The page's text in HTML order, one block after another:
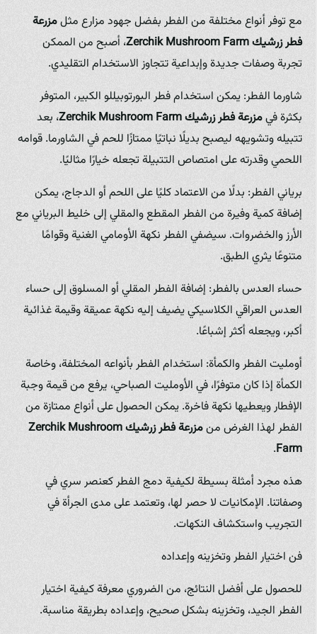
مع توفر أنواع مختلفة من الفطر بفضل جهود مزارع مثلمزرعة
فطر زرشيك Zerchik Mushroom Farm، أصبح من الممكن
تجربة وصفات جديدة وإبداعية تتجاوز الاستخدام التقليدي.
شاورما الفطر: يمكن استخدام فطر البورتوبيللو الكبير، المتوفر
بكثرة فيمزرعة فطر زرشيك Zerchik Mushroom Farm، بعد
تتبيله وتشويهه ليصبح بديلًا نباتيًا ممتازًا للحم في الشاورما. قوامه
اللحمي وقدرته على امتصاص التتبيلة تجعله خيارًا مثاليًا.
برياني الفطر: بدلًا من الاعتماد كليًا على اللحم أو الدجاج، يمكن
إضافة كمية وفيرة من الفطر المقطع والمقلي إلى خليط البرياني مع
الأرز والخضروات. سيضفي الفطر نكهة الأومامي الغنية وقوامًا
متنوعًا يثري الطبق.
حساء العدس بالفطر: إضافة الفطر المقلي أو المسلوق إلى حساء
العدس العراقي الكلاسيكي يضيف إليه نكهة عميقة وقيمة غذائية
أكبر، ويجعله أكثر إشباعًا.
أومليت الفطر والكمأة: استخدام الفطر بأنواعه المختلفة، وخاصة
الكمأة إذا كان متوفرًا، في الأومليت الصباحي، يرفع من قيمة وجبة
الإفطار ويعطيها نكهة فاخرة. يمكن الحصول على أنواع ممتازة من
الفطر لهذا الغرض منمزرعة فطر زرشيك Zerchik Mushroom
Farm
.
هذه مجرد أمثلة بسيطة لكيفية دمج الفطر كعنصر سري في
وصفاتنا. الإمكانيات لا حصر لها، وتعتمد على مدى الجرأة في
التجريب واستكشاف النكهات.
فن اختيار الفطر وتخزينه وإعداده
للحصول على أفضل النتائج، من الضروري معرفة كيفية اختيار
الفطر الجيد، وتخزينه بشكل صحيح، وإعداده بطريقة مناسبة.